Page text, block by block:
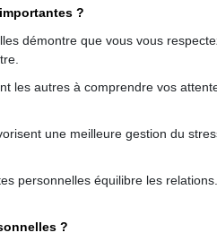
?
démontre que vous vous
les autres à comprendre vos
une meilleure gestion du
personnelles équilibre les
?